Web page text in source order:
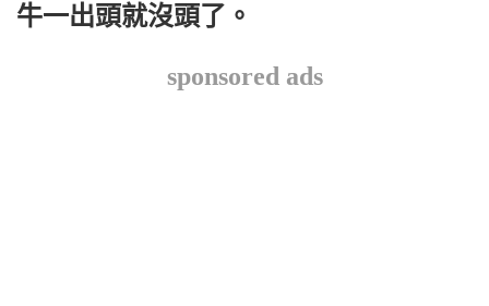
牛一出頭就沒頭了。
sponsored ads